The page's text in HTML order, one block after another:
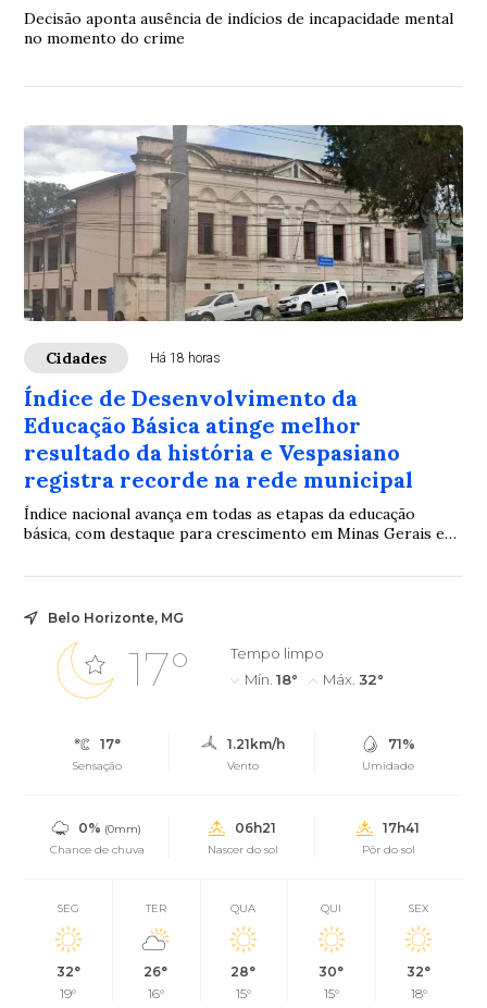
Decisão aponta ausência de indícios de incapacidade mental
no momento do crime
Cidades Há 18 horas
Índice de Desenvolvimento da
Educação Básica atinge melhor
resultado da história e Vespasiano
registra recorde na rede municipal
Índice nacional avança em todas as etapas da educação
básica, com destaque para crescimento em Minas Gerais e
Belo Horizonte, MG
17°
Tempo limpo
Mín. 18° Máx. 32°
17°
Sensação
1.21km/h
Vento
71%
Umidade
0% (0mm)
Chance de chuva
06h21
Nascer do sol
17h41
Pôr do sol
SEG
32°
19°
TER
26°
16°
QUA
28°
15°
QUI
30°
15°
SEX
32°
18°